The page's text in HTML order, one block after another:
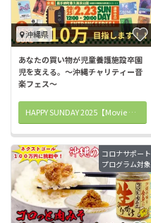
沖縄県
あなたの買い物が児童養護施設卒園
児を支える。〜沖縄チャリティー音
楽フェス〜
HAPPY SUNDAY 2025【Movie made by CHiNa & Beats by George Bolton】
コロナサポート
プログラム対象